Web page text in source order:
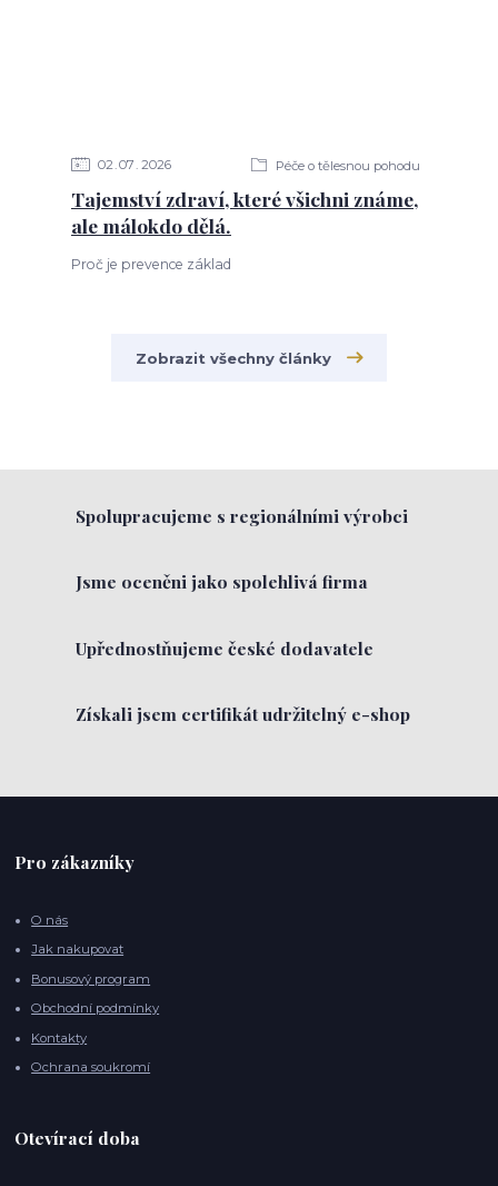
02 07 2026 Péče o tělesnou pohodu
Tajemství zdraví, které všichni známe,
ale málokdo dělá.
Proč je prevence základ
Zobrazit všechny články
Spolupracujeme s regionálními výrobci
Jsme oceněni jako spolehlivá firma
Upřednostňujeme české dodavatele
Získali jsem certifikát udržitelný e-shop
Pro zákazníky
O nás
Jak nakupovat
Bonusový program
Obchodní podmínky
Kontakty
Ochrana soukromí
Otevírací doba